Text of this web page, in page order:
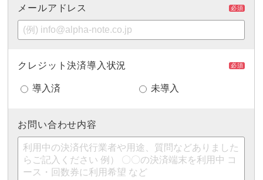
メールアドレス 必須
クレジット決済導入状況 必須
導入済 未導入
お問い合わせ内容